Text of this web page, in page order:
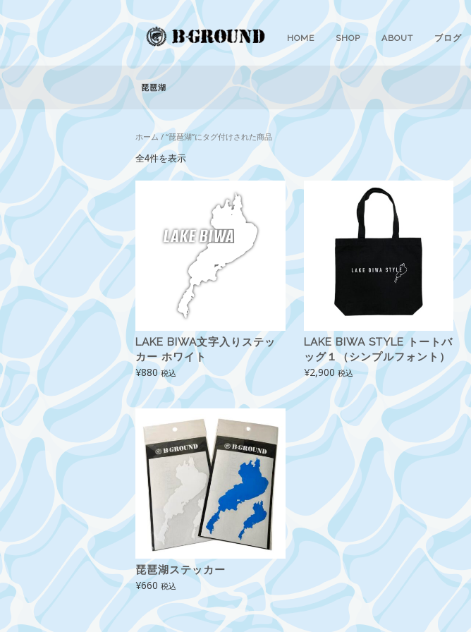
HOME SHOP ABOUT ブログ
琵琶湖
ホーム / “琵琶湖”にタグ付けされた商品
全4件を表示新
し
LAKE BIWA文字入りステッ
カー ホワイト
¥880 税込
LAKE BIWA STYLE トートバ
ッグ１（シンプルフォント）
¥2,900 税込
琵琶湖ステッカー
¥660 税込